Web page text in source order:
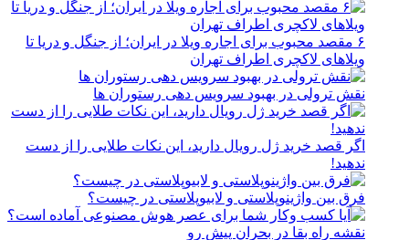
۶ مقصد محبوب برای اجاره ویلا در ایران؛ از جنگل و دریا تا
ویلاهای لاکچری اطراف تهران
نقش ترولی در بهبود سرویس دهی رستوران ها
اگر قصد خرید ژل رویال دارید، این نکات طلایی را از دست
ندهید!
فرق بین واژینوپلاستی و لابیوپلاستی در چیست؟